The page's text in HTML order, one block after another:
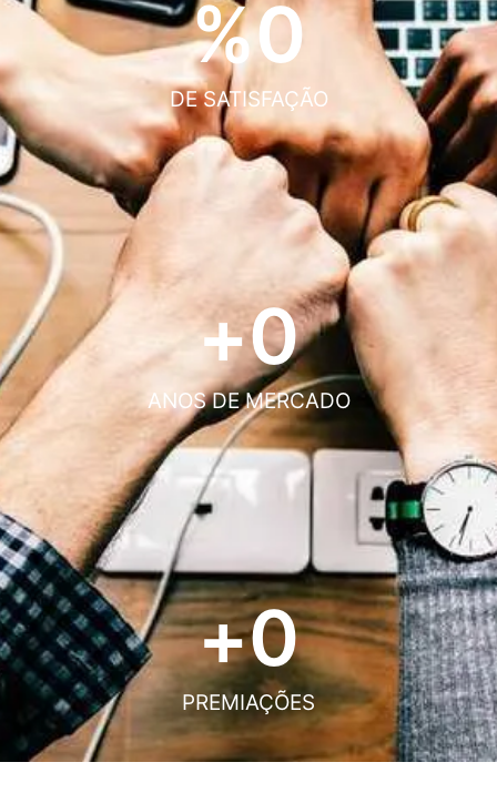
DE SATISFAÇÃO
%0
ANOS DE MERCADO
+0
PREMIAÇÕES
+0